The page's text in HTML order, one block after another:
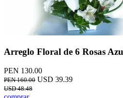
Arreglo Floral de 6 Rosas
PEN 130.00
PEN 160.00 USD 39.39
USD 48.48